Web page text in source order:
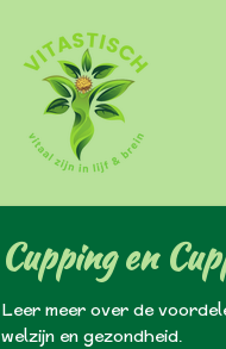
Cupping en
Leer meer over de
welzijn en gezondheid.